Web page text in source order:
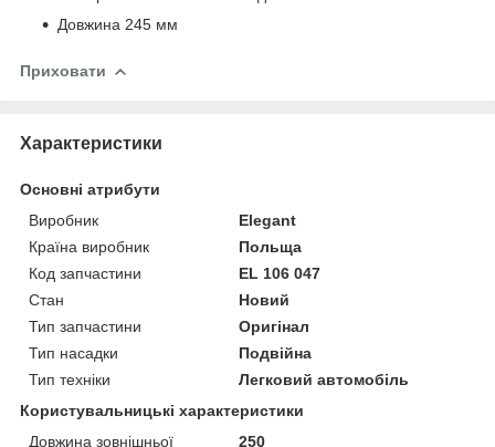
Довжина 245 мм
Приховати
Характеристики
Основні атрибути
Виробник
Elegant
Країна виробник
Польща
Код запчастини
EL 106 047
Стан
Новий
Тип запчастини
Оригінал
Тип насадки
Подвійна
Тип техніки
Легковий автомобіль
Користувальницькі характеристики
Довжина зовнішньої
250